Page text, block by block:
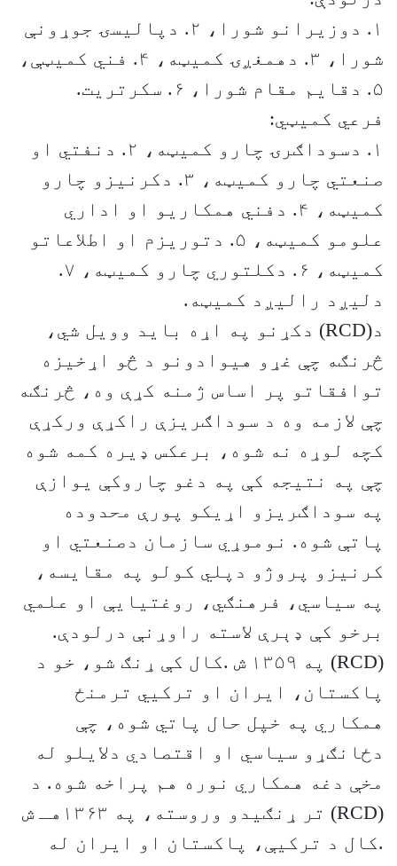
۱. دوزيرانو شورا، ۲. دپاليسۍ جوړونې
شورا، ۳. دهمغږۍ کميټه، ۴. فني کميټې،
۵. دقايم مقام شورا، ۶. سکرتريت.
فرعي کميټي:
۱. دسوداګرۍ چارو کميټه، ۲. دنفتي او
صنعتي چارو کميټه، ۳. دکرنيزو چارو
کميټه، ۴. دفني همکاريو او اداري
علومو کميټه، ۵. دتوريزم او اطلاعاتو
کميټه، ۶. دکلتوري چارو کميټه، ۷.
دليږد راليږد کميټه.
د(RCD) دکړنو په اړه بايد وويل شي،
څرنګه چې غړو هيوادونو د څو اړخيزه
توافقاتو پر اساس ژمنه کړې وه، څرنګه
چې لازمه وه د سوداګريزې راکړې ورکړې
کچه لوړه نه شوه، برعکس ډيره کمه شوه
چې په نتيجه کې په دغو چاروکې يوازې
په سوداګريزو اړيکو پورې محدوده
پاتې شوه. نوموړي سازمان دصنعتي او
کرنيزو پروژو دپلي کولو په مقايسه،
په سياسي، فرهنګي، روغتيايې او علمي
برخو کې ډېرې لاسته راوړنې درلودې.
(RCD) په ۱۳۵۹ ش .کال کې ړنګ شو، خو د
پاکستان، ايران او ترکيي ترمنځ
همکاري په خپل حال پاتي شوه، چې
دځانګړو سياسي او اقتصادي دلايلو له
مخې دغه همکاري نوره هم پراخه شوه. د
(RCD) تر ړنګيدو وروسته، په ۱۳۶۳هـ ش
.کال د ترکيې، پاکستان او ايران له